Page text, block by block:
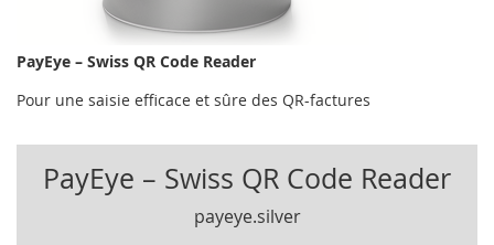
PayEye – Swiss QR Code Reader
Pour une saisie efficace et sûre des QR-factures
PayEye – Swiss QR Code Reader
payeye.silver